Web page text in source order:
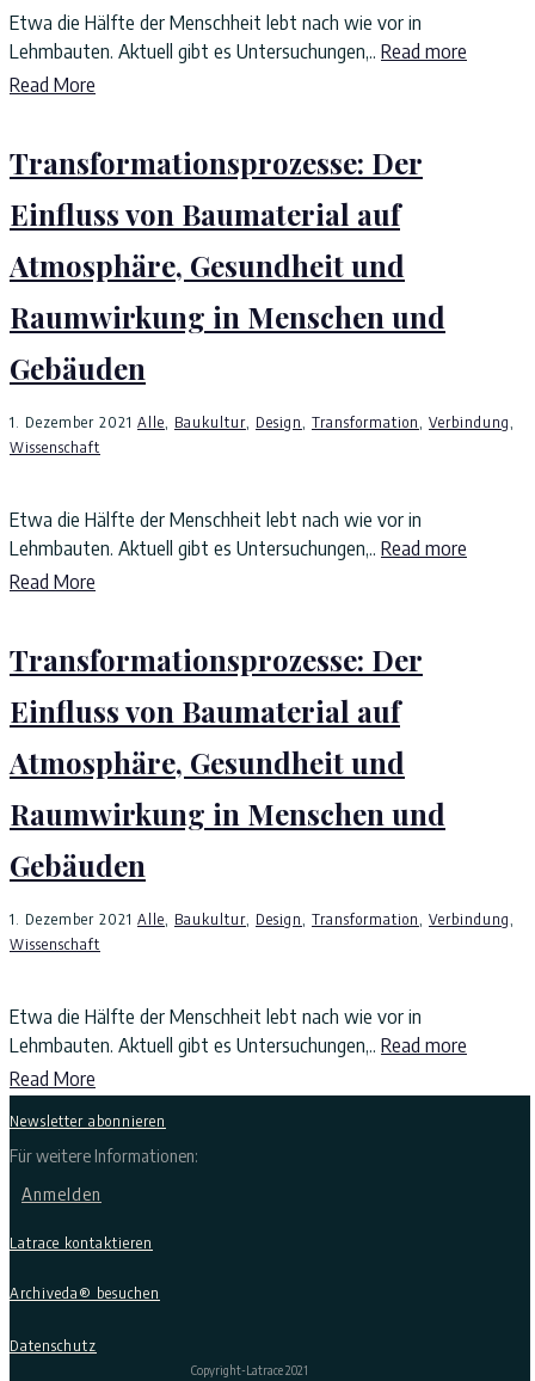
Etwa die Hälfte der Menschheit lebt nach wie vor in
Lehmbauten. Aktuell gibt es Untersuchungen,.. Read more
Read More
Transformationsprozesse: Der
Einfluss von Baumaterial auf
Atmosphäre, Gesundheit und
Raumwirkung in Menschen und
Gebäuden
1. Dezember 2021 Alle, Baukultur, Design, Transformation, Verbindung,
Wissenschaft
Etwa die Hälfte der Menschheit lebt nach wie vor in
Lehmbauten. Aktuell gibt es Untersuchungen,.. Read more
Read More
Transformationsprozesse: Der
Einfluss von Baumaterial auf
Atmosphäre, Gesundheit und
Raumwirkung in Menschen und
Gebäuden
1. Dezember 2021 Alle, Baukultur, Design, Transformation, Verbindung,
Wissenschaft
Etwa die Hälfte der Menschheit lebt nach wie vor in
Lehmbauten. Aktuell gibt es Untersuchungen,.. Read more
Read More
Newsletter abonnieren
Für weitere Informationen:
Anmelden
Latrace kontaktieren
Archiveda® besuchen
Datenschutz
Copyright-Latrace 2021